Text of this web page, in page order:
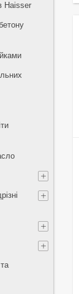
Haisser